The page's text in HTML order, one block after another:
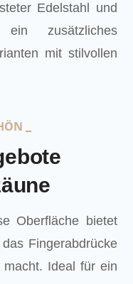
Edelstahl und
ein zusätzliches
mit stilvollen
Oberfläche bietet
Fingerabdrücke
Ideal für ein